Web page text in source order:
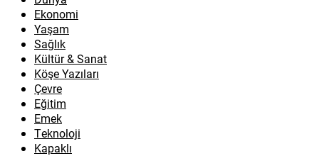
Ekonomi
Yaşam
Sağlık
Kültür & Sanat
Köşe Yazıları
Çevre
Eğitim
Emek
Teknoloji
Kapaklı